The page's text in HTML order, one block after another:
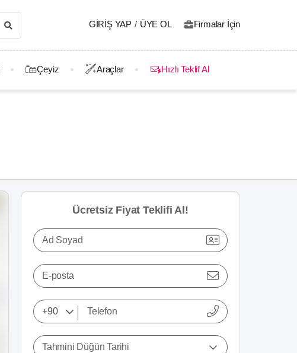
GIRIŞ YAP / ÜYE OL Firmalar İçin
Çeyiz Araçlar Hızlı Teklif Al
Ücretsiz Fiyat Teklifi Al!
Ad Soyad
E-posta
Tahmini Düğün Tarihi